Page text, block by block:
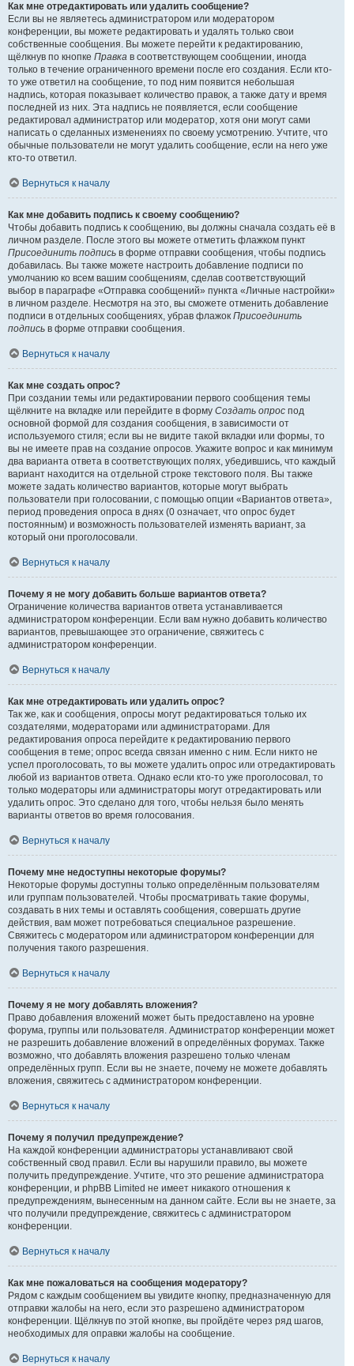
Как мне отредактировать или удалить сообщение?
Если вы не являетесь администратором или модератором
конференции, вы можете редактировать и удалять только свои
собственные сообщения. Вы можете перейти к редактированию,
щёлкнув по кнопке Правка в соответствующем сообщении, иногда
только в течение ограниченного времени после его создания. Если кто-
то уже ответил на сообщение, то под ним появится небольшая
надпись, которая показывает количество правок, а также дату и время
последней из них. Эта надпись не появляется, если сообщение
редактировал администратор или модератор, хотя они могут сами
написать о сделанных изменениях по своему усмотрению. Учтите, что
обычные пользователи не могут удалить сообщение, если на него уже
кто-то ответил.
Вернуться к началу
Как мне добавить подпись к своему сообщению?
Чтобы добавить подпись к сообщению, вы должны сначала создать её в
личном разделе. После этого вы можете отметить флажком пункт
Присоединить подпись в форме отправки сообщения, чтобы подпись
добавилась. Вы также можете настроить добавление подписи по
умолчанию ко всем вашим сообщениям, сделав соответствующий
выбор в параграфе «Отправка сообщений» пункта «Личные настройки»
в личном разделе. Несмотря на это, вы сможете отменить добавление
подписи в отдельных сообщениях, убрав флажок Присоединить
подпись в форме отправки сообщения.
Вернуться к началу
Как мне создать опрос?
При создании темы или редактировании первого сообщения темы
щёлкните на вкладке или перейдите в форму Создать опрос под
основной формой для создания сообщения, в зависимости от
используемого стиля; если вы не видите такой вкладки или формы, то
вы не имеете прав на создание опросов. Укажите вопрос и как минимум
два варианта ответа в соответствующих полях, убедившись, что каждый
вариант находится на отдельной строке текстового поля. Вы также
можете задать количество вариантов, которые могут выбрать
пользователи при голосовании, с помощью опции «Вариантов ответа»,
период проведения опроса в днях (0 означает, что опрос будет
постоянным) и возможность пользователей изменять вариант, за
который они проголосовали.
Вернуться к началу
Почему я не могу добавить больше вариантов ответа?
Ограничение количества вариантов ответа устанавливается
администратором конференции. Если вам нужно добавить количество
вариантов, превышающее это ограничение, свяжитесь с
администратором конференции.
Вернуться к началу
Как мне отредактировать или удалить опрос?
Так же, как и сообщения, опросы могут редактироваться только их
создателями, модераторами или администраторами. Для
редактирования опроса перейдите к редактированию первого
сообщения в теме; опрос всегда связан именно с ним. Если никто не
успел проголосовать, то вы можете удалить опрос или отредактировать
любой из вариантов ответа. Однако если кто-то уже проголосовал, то
только модераторы или администраторы могут отредактировать или
удалить опрос. Это сделано для того, чтобы нельзя было менять
варианты ответов во время голосования.
Вернуться к началу
Почему мне недоступны некоторые форумы?
Некоторые форумы доступны только определённым пользователям
или группам пользователей. Чтобы просматривать такие форумы,
создавать в них темы и оставлять сообщения, совершать другие
действия, вам может потребоваться специальное разрешение.
Свяжитесь с модератором или администратором конференции для
получения такого разрешения.
Вернуться к началу
Почему я не могу добавлять вложения?
Право добавления вложений может быть предоставлено на уровне
форума, группы или пользователя. Администратор конференции может
не разрешить добавление вложений в определённых форумах. Также
возможно, что добавлять вложения разрешено только членам
определённых групп. Если вы не знаете, почему не можете добавлять
вложения, свяжитесь с администратором конференции.
Вернуться к началу
Почему я получил предупреждение?
На каждой конференции администраторы устанавливают свой
собственный свод правил. Если вы нарушили правило, вы можете
получить предупреждение. Учтите, что это решение администратора
конференции, и phpBB Limited не имеет никакого отношения к
предупреждениям, вынесенным на данном сайте. Если вы не знаете, за
что получили предупреждение, свяжитесь с администратором
конференции.
Вернуться к началу
Как мне пожаловаться на сообщения модератору?
Рядом с каждым сообщением вы увидите кнопку, предназначенную для
отправки жалобы на него, если это разрешено администратором
конференции. Щёлкнув по этой кнопке, вы пройдёте через ряд шагов,
необходимых для оправки жалобы на сообщение.
Вернуться к началу